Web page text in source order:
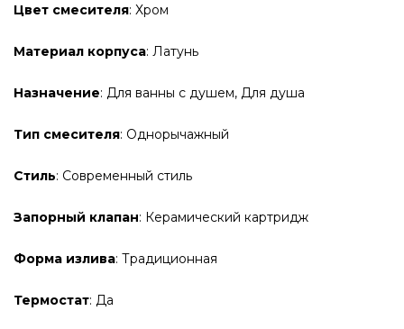
Цвет смесителя: Хром
Материал корпуса: Латунь
Назначение: Для ванны с душем, Для душа
Тип смесителя: Однорычажный
Стиль: Современный стиль
Запорный клапан: Керамический картридж
Форма излива: Традиционная
Термостат: Да